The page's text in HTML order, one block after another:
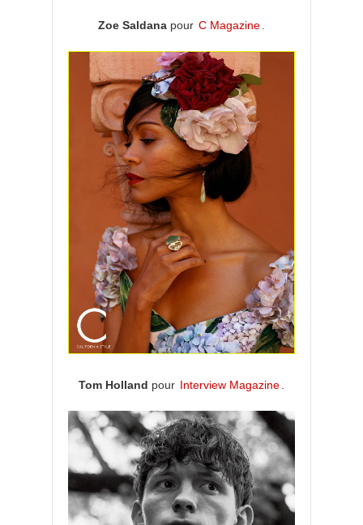
Zoe Saldana pour C Magazine
Tom Holland pour Interview Magazine